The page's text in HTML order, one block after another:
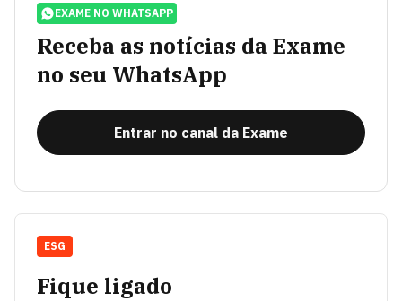
EXAME NO WHATSAPP
Receba as notícias da Exame
no seu WhatsApp
Entrar no canal da Exame
Fique ligado
ESG